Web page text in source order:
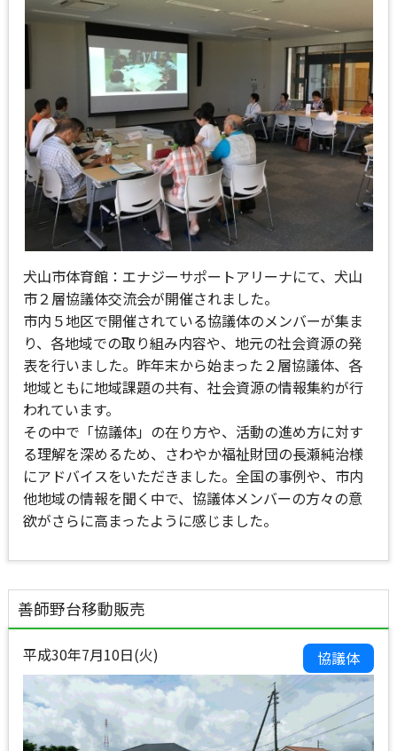
犬山市体育館：エナジーサポートアリーナにて、犬山
市２層協議体交流会が開催されました。
市内５地区で開催されている協議体のメンバーが集ま
り、各地域での取り組み内容や、地元の社会資源の発
表を行いました。昨年末から始まった２層協議体、各
地域ともに地域課題の共有、社会資源の情報集約が行
われています。
その中で「協議体」の在り方や、活動の進め方に対す
る理解を深めるため、さわやか福祉財団の長瀬純治様
にアドバイスをいただきました。全国の事例や、市内
他地域の情報を聞く中で、協議体メンバーの方々の意
欲がさらに高まったように感じました。
善師野台移動販売
平成30年7月10日(火) 協議体